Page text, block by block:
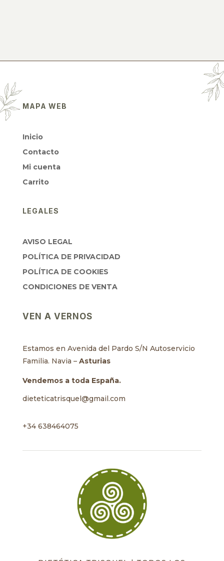
MAPA WEB
Inicio
Contacto
Mi cuenta
Carrito
LEGALES
AVISO LEGAL
POLÍTICA DE PRIVACIDAD
POLÍTICA DE COOKIES
CONDICIONES DE VENTA
VEN A VERNOS
Estamos en Avenida del Pardo S/N Autoservicio
Familia. Navia – Asturias
Vendemos a toda España.
dieteticatrisquel@gmail.com
+34 638464075